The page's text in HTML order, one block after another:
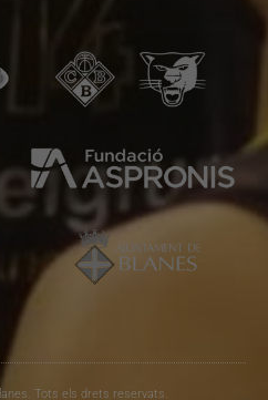
Tots els drets reservats.